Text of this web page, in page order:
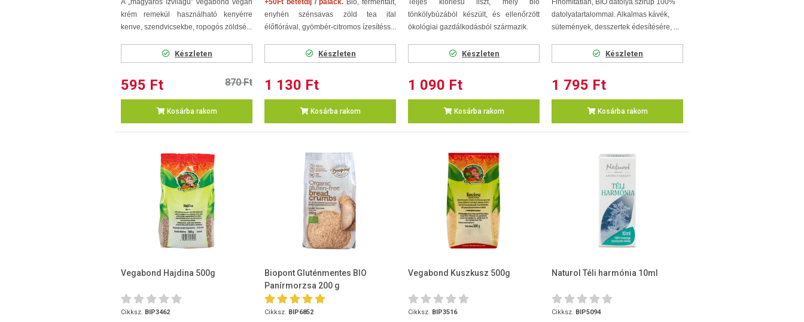
krém remekül használható kenyérre
kenve, szendvicsekbe, ropogós zöldsé...
Készleten
595 Ft 870 Ft
Kosárba rakom
enyhén szénsavas zöld tea ital
élőflórával, gyömbér-citromos ízesítéss...
Készleten
1 130 Ft
Kosárba rakom
tönkölybúzából készült, és ellenőrzött
ökológiai gazdálkodásból származik.
Készleten
1 090 Ft
Kosárba rakom
datolyatartalommal. Alkalmas kávék,
sütemények, desszertek édesítésére, ...
Készleten
1 795 Ft
Kosárba rakom
Vegabond Hajdina 500g
Cikksz. BIP3462
Biopont Gluténmentes BIO
Panírmorzsa 200 g
Cikksz. BIP6852
Vegabond Kuszkusz 500g
Cikksz. BIP3516
Naturol Téli harmónia 10ml
Cikksz. BIP5094